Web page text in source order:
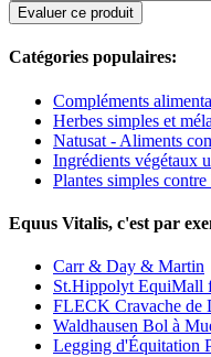
Evaluer ce produit
Catégories populaires:
Compléments
Herbes simples et
Natusat - Aliments
Ingrédients végétaux
Plantes simples
Equus Vitalis, c'est par
Carr & Day & Martin
St.Hippolyt EquiMall
FLECK Cravache de
Waldhausen Bol à
Legging d'Équitation